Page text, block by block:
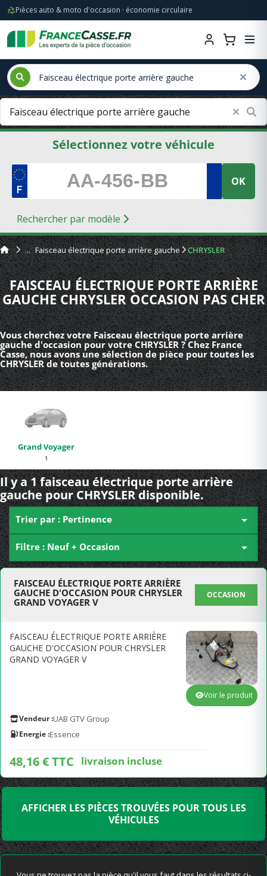
Pièces auto & moto d'occasion · économie circulaire
Sélectionnez votre véhicule
OK
Rechercher par modèle
Faisceau électrique porte arrière gauche CHRYSLER
FAISCEAU ÉLECTRIQUE PORTE ARRIÈRE
GAUCHE CHRYSLER OCCASION PAS CHER
Vous cherchez votre Faisceau électrique porte arrière
gauche d'occasion pour votre CHRYSLER ? Chez France
Casse, nous avons une sélection de pièce pour toutes les
CHRYSLER de toutes générations.
Grand Voyager
1
Il y a 1 faisceau électrique porte arrière
gauche pour CHRYSLER disponible.
Trier par : Pertinence 
Filtre : Neuf + Occasion 
FAISCEAU ÉLECTRIQUE PORTE ARRIÈRE
GAUCHE D'OCCASION POUR CHRYSLER
GRAND VOYAGER V
OCCASION
FAISCEAU ÉLECTRIQUE PORTE ARRIÈRE
GAUCHE D'OCCASION POUR CHRYSLER
GRAND VOYAGER V
Vendeur :UAB GTV Group
Energie :Essence
48,16 € TTC livraison incluse
Voir le produit
AFFICHER LES PIÈCES TROUVÉES POUR TOUS LES
VÉHICULES